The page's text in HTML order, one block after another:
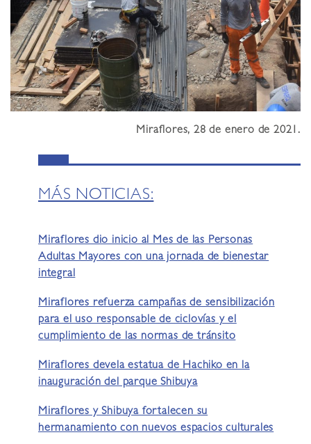
Miraflores, 28 de enero de 2021.
MÁS NOTICIAS:
Miraflores dio inicio al Mes de las Personas
Adultas Mayores con una jornada de bienestar
integral
Miraflores refuerza campañas de sensibilización
para el uso responsable de ciclovías y el
cumplimiento de las normas de tránsito
Miraflores devela estatua de Hachiko en la
inauguración del parque Shibuya
Miraflores y Shibuya fortalecen su
hermanamiento con nuevos espacios culturales